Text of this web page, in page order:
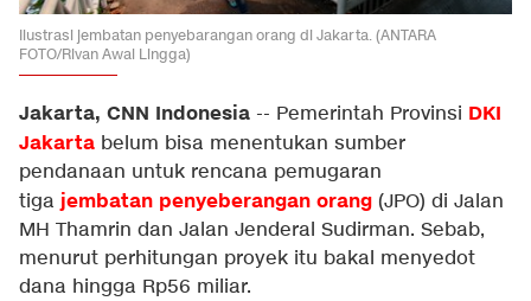
Ilustrasi jembatan penyebarangan orang di Jakarta. (ANTARA
FOTO/Rivan Awal Lingga)
Jakarta, CNN Indonesia -- Pemerintah Provinsi DKI
Jakarta belum bisa menentukan sumber
pendanaan untuk rencana pemugaran
tiga jembatan penyeberangan orang (JPO) di Jalan
MH Thamrin dan Jalan Jenderal Sudirman. Sebab,
menurut perhitungan proyek itu bakal menyedot
dana hingga Rp56 miliar.